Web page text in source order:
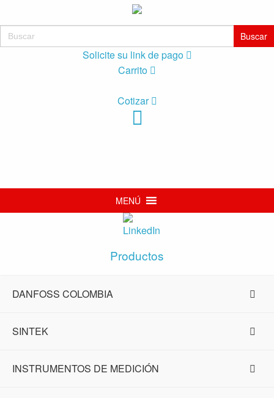
Buscar:
Solicite su link de pago
Carrito
Cotizar
MENÚ
Productos
DANFOSS COLOMBIA
SINTEK
INSTRUMENTOS DE MEDICIÓN